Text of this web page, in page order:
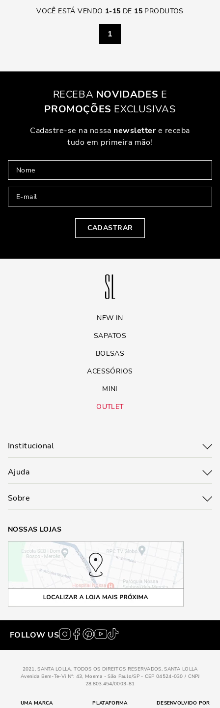
VOCÊ ESTÁ VENDO 1-15 DE 15 PRODUTOS
1
RECEBA NOVIDADES E
PROMOÇÕES EXCLUSIVAS
Cadastre-se na nossa newslettere receba
tudo em primeira mão!
CADASTRAR
NEW IN
SAPATOS
BOLSAS
ACESSÓRIOS
MINI
OUTLET
Institucional
Ajuda
Sobre
NOSSAS LOJAS
FOLLOW US
2021, SANTA LOLLA, TODOS OS DIREITOS RESERVADOS, SANTA LOLLA
Avenida Bem-Te-Vi N°: 43, Moema - São Paulo/SP - CEP 04524-030 / CNPJ
28.803.454/0003-81
UMA MARCA PLATAFORMA DESENVOLVIDO POR